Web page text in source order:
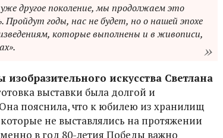
другое поколение, мы продолжаем это
годы, нас не будет, но о нашей эпохе
которые выполнены и в живописи,
искусства Светлана
выставки была долгой и
пояснила, что к юбилею из хранилищ
не выставлялись на протяжении
в год 80-летия Победы важно